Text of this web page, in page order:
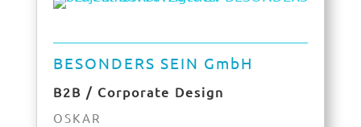
BESONDERS SEIN GmbH
B2B / Corporate Design
OSKAR